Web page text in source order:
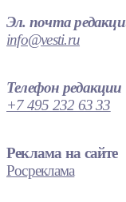
Эл. почта
info@vesti.ru
Телефон редакции
+7 495 232 63 33
Реклама на сайте
Росреклама